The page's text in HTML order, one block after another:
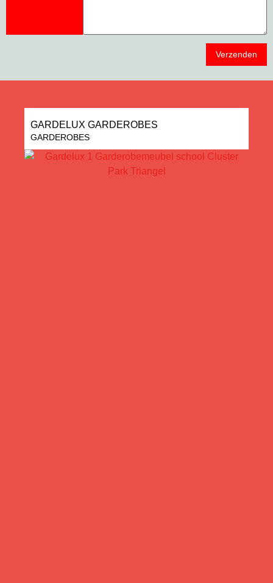
GARDELUX GARDEROBES
GARDEROBES